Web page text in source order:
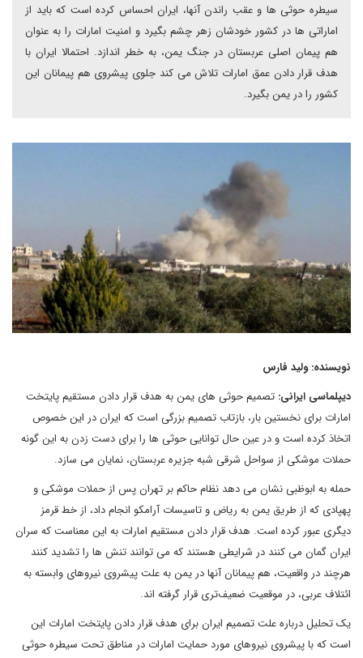
سیطره حوثی ها و عقب راندن آنها، ایران احساس کرده است که باید از
اماراتی ها در کشور خودشان زهر چشم بگیرد و امنیت امارات را به عنوان
هم پیمان اصلی عربستان در جنگ یمن، به خطر اندازد. احتمالا ایران با
هدف قرار دادن عمق امارات تلاش می کند جلوی پیشروی هم پیمانان این
کشور را در یمن بگیرد.
نویسنده: ولید فارس
دیپلماسی ایرانی: تصمیم حوثی های یمن به هدف قرار دادن مستقیم پایتخت
امارات برای نخستین بار، بازتاب تصمیم بزرگی است که ایران در این خصوص
اتخاذ کرده است و در عین حال توانایی حوثی ها را برای دست زدن به این گونه
حملات موشکی از سواحل شرقی شبه جزیره عربستان، نمایان می سازد.
حمله به ابوظبی نشان می دهد نظام حاکم بر تهران پس از حملات موشکی و
پهپادی که از طریق یمن به ریاض و تاسیسات آرامکو انجام داد، از خط قرمز
دیگری عبور کرده است. هدف قرار دادن مستقیم امارات به این معناست که سران
ایران گمان می کنند در شرایطی هستند که می توانند تنش ها را تشدید کنند
هرچند در واقعیت، هم پیمانان آنها در یمن به علت پیشروی نیروهای وابسته به
ائتلاف عربی، در موقعیت ضعیف‌تری قرار گرفته اند.
یک تحلیل درباره علت تصمیم ایران برای هدف قرار دادن پایتخت امارات این
است که با پیشروی نیروهای مورد حمایت امارات در مناطق تحت سیطره حوثی